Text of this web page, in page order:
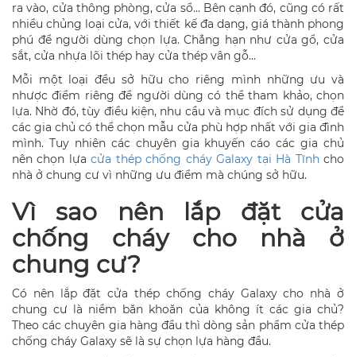
ra vào, cửa thông phòng, cửa sổ… Bên cạnh đó, cũng có rất
nhiều chủng loại cửa, với thiết kế đa dạng, giá thành phong
phú để người dùng chọn lựa. Chẳng hạn như cửa gổ, cửa
sắt, cửa nhựa lõi thép hay cửa thép vân gỗ...
Mỗi một loại đều sở hữu cho riêng mình những ưu và
nhược điểm riêng để người dùng có thể tham khảo, chọn
lựa. Nhờ đó, tùy điều kiện, nhu cầu và mục đích sử dụng để
các gia chủ có thể chọn mẫu cửa phù hợp nhất với gia đình
mình. Tuy nhiên các chuyên gia khuyến cáo các gia chủ
nên chọn lựacửa thép chống cháy Galaxy tại Hà Tĩnhcho
nhà ở chung cư vì những ưu điểm mà chúng sở hữu.
Vì sao nên lắp đặt cửa
chống cháy cho nhà ở
chung cư?
Có nên lắp đặt cửa thép chống cháy Galaxy cho nhà ở
chung cư là niềm băn khoăn của không ít các gia chủ?
Theo các chuyên gia hàng đầu thì dòng sản phẩm cửa thép
chống cháy Galaxy sẽ là sự chọn lựa hàng đầu.